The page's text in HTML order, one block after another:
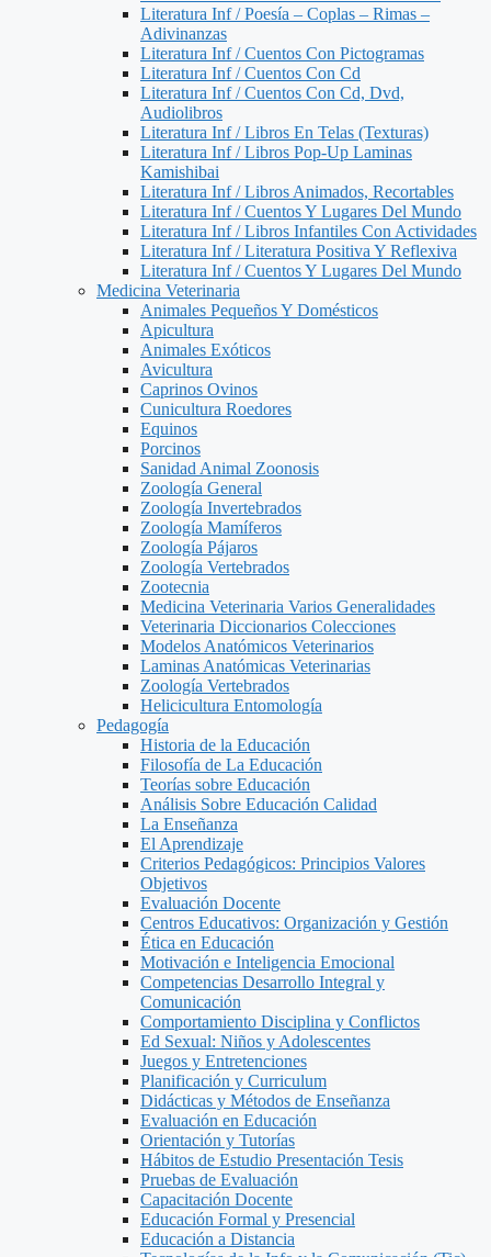
Literatura Inf / Poesía – Coplas – Rimas –
Adivinanzas
Literatura Inf / Cuentos Con Pictogramas
Literatura Inf / Cuentos Con Cd
Literatura Inf / Cuentos Con Cd, Dvd,
Audiolibros
Literatura Inf / Libros En Telas (Texturas)
Literatura Inf / Libros Pop-Up Laminas
Kamishibai
Literatura Inf / Libros Animados, Recortables
Literatura Inf / Cuentos Y Lugares Del Mundo
Literatura Inf / Libros Infantiles Con Actividades
Literatura Inf / Literatura Positiva Y Reflexiva
Literatura Inf / Cuentos Y Lugares Del Mundo
Medicina Veterinaria
Animales Pequeños Y Domésticos
Apicultura
Animales Exóticos
Avicultura
Caprinos Ovinos
Cunicultura Roedores
Equinos
Porcinos
Sanidad Animal Zoonosis
Zoología General
Zoología Invertebrados
Zoología Mamíferos
Zoología Pájaros
Zoología Vertebrados
Zootecnia
Medicina Veterinaria Varios Generalidades
Veterinaria Diccionarios Colecciones
Modelos Anatómicos Veterinarios
Laminas Anatómicas Veterinarias
Zoología Vertebrados
Helicicultura Entomología
Pedagogía
Historia de la Educación
Filosofía de La Educación
Teorías sobre Educación
Análisis Sobre Educación Calidad
La Enseñanza
El Aprendizaje
Criterios Pedagógicos: Principios Valores
Objetivos
Evaluación Docente
Centros Educativos: Organización y Gestión
Ética en Educación
Motivación e Inteligencia Emocional
Competencias Desarrollo Integral y
Comunicación
Comportamiento Disciplina y Conflictos
Ed Sexual: Niños y Adolescentes
Juegos y Entretenciones
Planificación y Curriculum
Didácticas y Métodos de Enseñanza
Evaluación en Educación
Orientación y Tutorías
Hábitos de Estudio Presentación Tesis
Pruebas de Evaluación
Capacitación Docente
Educación Formal y Presencial
Educación a Distancia